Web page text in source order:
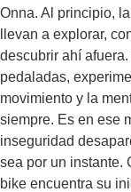
Onna. Al principio,
llevan a explorar,
descubrir ahí
pedaladas,
movimiento y la
siempre. Es en ese
inseguridad
sea por un instante.
bike encuentra su